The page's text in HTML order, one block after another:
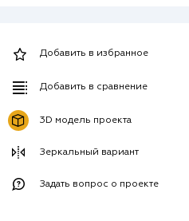
Добавить в избранное
Добавить в сравнение
3D модель проекта
Зеркальный вариант
Задать вопрос о проекте